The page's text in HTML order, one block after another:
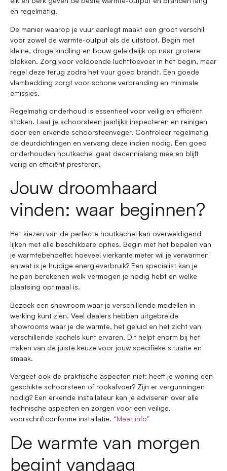
en regelmatig.
De manier waarop je vuur aanlegt maakt een groot verschil
voor zowel de warmte-output als de uitstoot. Begin met
kleine, droge kindling en bouw geleidelijk op naar grotere
blokken. Zorg voor voldoende luchttoevoer in het begin, maar
regel deze terug zodra het vuur goed brandt. Een goede
vlambedding zorgt voor schone verbranding en minimale
emissies.
Regelmatig onderhoud is essentieel voor veilig en efficiënt
stoken. Laat je schoorsteen jaarlijks inspecteren en reinigen
door een erkende schoorsteenveger. Controleer regelmatig
de deurdichtingen en vervang deze indien nodig. Een goed
onderhouden houtkachel gaat decennialang mee en blijft
veilig en efficiënt presteren.
Jouw droomhaard
vinden: waar beginnen?
Het kiezen van de perfecte houtkachel kan overweldigend
lijken met alle beschikbare opties. Begin met het bepalen van
je warmtebehoefte: hoeveel vierkante meter wil je verwarmen
en wat is je huidige energieverbruik? Een specialist kan je
helpen berekenen welk vermogen je nodig hebt en welke
plaatsing optimaal is.
Bezoek een showroom waar je verschillende modellen in
werking kunt zien. Veel dealers hebben uitgebreide
showrooms waar je de warmte, het geluid en het zicht van
verschillende kachels kunt ervaren. Dit helpt enorm bij het
maken van de juiste keuze voor jouw specifieke situatie en
smaak.
Vergeet ook de praktische aspecten niet: heeft je woning een
geschikte schoorsteen of rookafvoer? Zijn er vergunningen
nodig? Een erkende installateur kan je adviseren over alle
technische aspecten en zorgen voor een veilige,
voorschriftconforme installatie. “Meer info”
De warmte van morgen
begint vandaag